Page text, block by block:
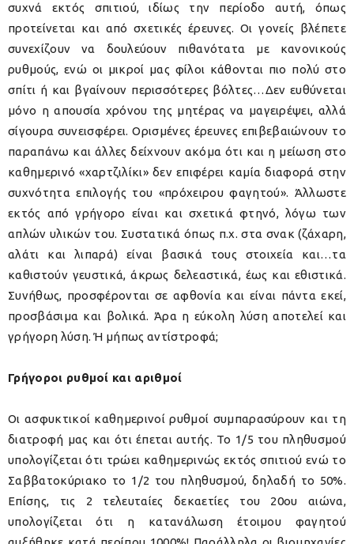
συχνά εκτός σπιτιού, ιδίως την περίοδο αυτή, όπως
προτείνεται και από σχετικές έρευνες. Οι γονείς βλέπετε
συνεχίζουν να δουλεύουν πιθανότατα με κανονικούς
ρυθμούς, ενώ οι μικροί μας φίλοι κάθονται πιο πολύ στο
σπίτι ή και βγαίνουν περισσότερες βόλτες…Δεν ευθύνεται
μόνο η απουσία χρόνου της μητέρας να μαγειρέψει, αλλά
σίγουρα συνεισφέρει. Ορισμένες έρευνες επιβεβαιώνουν το
παραπάνω και άλλες δείχνουν ακόμα ότι και η μείωση στο
καθημερινό «χαρτζιλίκι» δεν επιφέρει καμία διαφορά στην
συχνότητα επιλογής του «πρόχειρου φαγητού». Άλλωστε
εκτός από γρήγορο είναι και σχετικά φτηνό, λόγω των
απλών υλικών του. Συστατικά όπως π.χ. στα σνακ (ζάχαρη,
αλάτι και λιπαρά) είναι βασικά τους στοιχεία και…τα
καθιστούν γευστικά, άκρως δελεαστικά, έως και εθιστικά.
Συνήθως, προσφέρονται σε αφθονία και είναι πάντα εκεί,
προσβάσιμα και βολικά. Άρα η εύκολη λύση αποτελεί και
γρήγορη λύση. Ή μήπως αντίστροφά;
Γρήγοροι ρυθμοί και αριθμοί
Οι ασφυκτικοί καθημερινοί ρυθμοί συμπαρασύρουν και τη
διατροφή μας και ότι έπεται αυτής. Το 1/5 του πληθυσμού
υπολογίζεται ότι τρώει καθημερινώς εκτός σπιτιού ενώ το
Σαββατοκύριακο το 1/2 του πληθυσμού, δηλαδή το 50%.
Επίσης, τις 2 τελευταίες δεκαετίες του 20ου αιώνα,
υπολογίζεται ότι η κατανάλωση έτοιμου φαγητού